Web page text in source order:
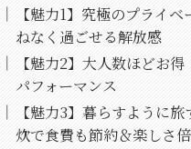
【魅力1】究極のプライ
ねなく過ごせる解放感
【魅力2】大人数ほどお
パフォーマンス
【魅力3】暮らすように
炊で食費も節約＆楽しさ